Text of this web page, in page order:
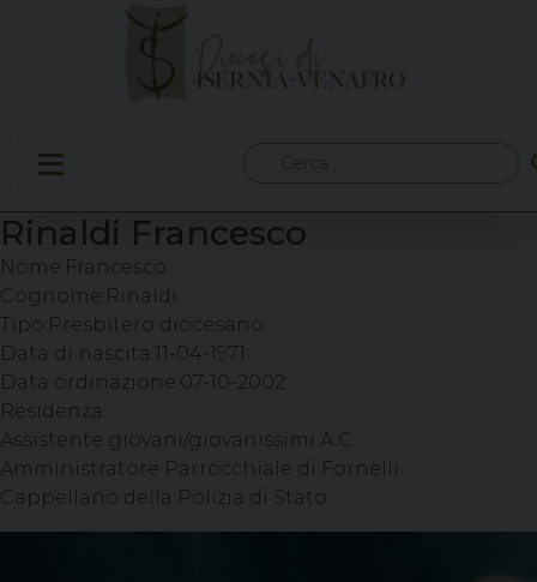
per:
Rinaldi Francesco
Nome: Francesco
Cognome: Rinaldi
Tipo: Presbitero diocesano
Data di nascita: 11-04-1971
Data ordinazione: 07-10-2002
Residenza:
Assistente giovani/giovanissimi A.C.
Amministratore Parrocchiale di Fornelli.
Cappellano della Polizia di Stato.